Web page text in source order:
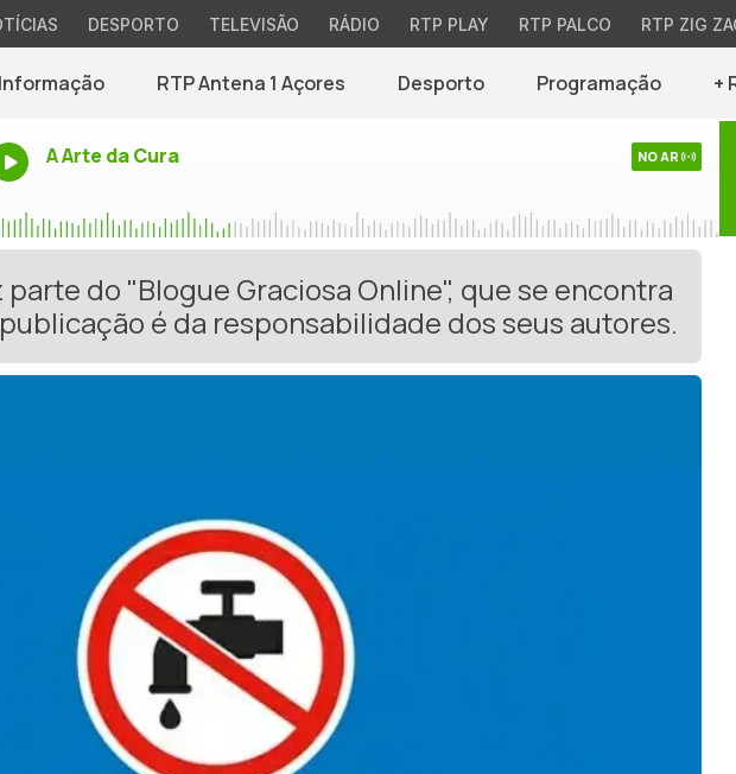
DESPORTO TELEVISÃO RÁDIO RTP PLAY RTP PALCO RTP ZIG
Informação RTP Antena 1 Açores Desporto Programação +
A Arte da Cura NO AR
do "Blogue Graciosa Online", que se encontra
é da responsabilidade dos seus autores.